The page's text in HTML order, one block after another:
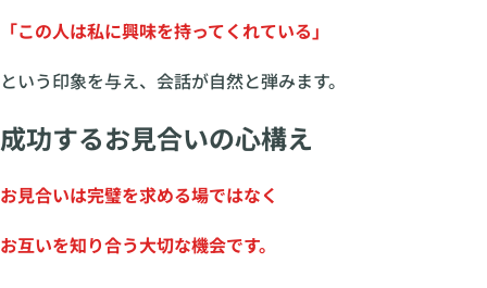
「この人は私に興味を持ってくれている」
という印象を与え、会話が自然と弾みます。
成功するお見合いの心構え
お見合いは完璧を求める場ではなく
お互いを知り合う大切な機会です。